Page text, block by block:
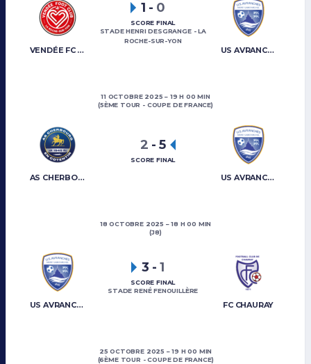
VENDÉE FC LA ROCHE-SUR-YON US AVRANCHES MONT-SAINT-MICHEL
1 - 0
SCORE FINAL
STADE HENRI DESGRANGE - LA
ROCHE-SUR-YON
11 OCTOBRE 2025
19 H 00 MIN
(5ÈME TOUR - COUPE DE FRANCE)
AS CHERBOURG US AVRANCHES MONT-SAINT-MICHEL
2 - 5
SCORE FINAL
18 OCTOBRE 2025
18 H 00 MIN
(J8)
US AVRANCHES MONT-SAINT-MICHEL FC CHAURAY
3 - 1
SCORE FINAL
STADE RENÉ FENOUILLÈRE
25 OCTOBRE 2025
19 H 00 MIN
(6ÈME TOUR - COUPE DE FRANCE)